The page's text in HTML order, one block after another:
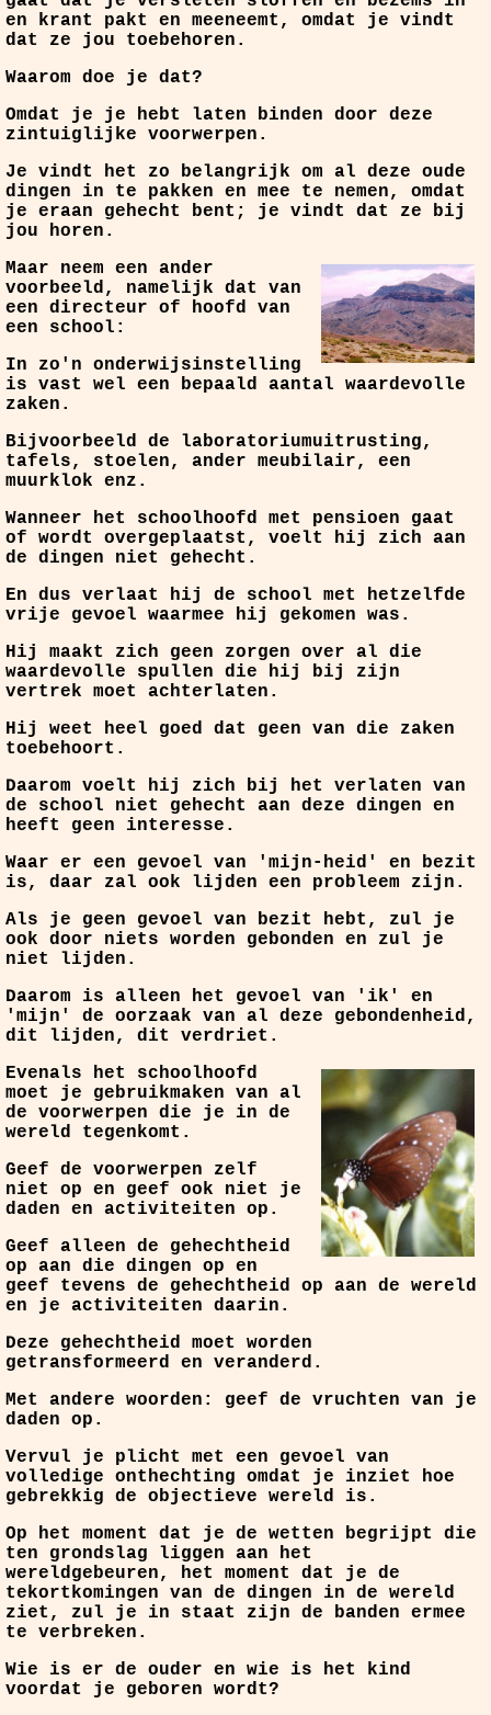
en krant pakt en meeneemt, omdat je vindt
dat ze jou toebehoren.
Waarom doe je dat?
Omdat je je hebt laten binden door deze
zintuiglijke voorwerpen.
Je vindt het zo belangrijk om al deze oude
dingen in te pakken en mee te nemen, omdat
je eraan gehecht bent; je vindt dat ze bij
jou horen.
Maar neem een ander
voorbeeld, namelijk dat van
een directeur of hoofd van
een school:
In zo'n onderwijsinstelling
is vast wel een bepaald aantal waardevolle
zaken.
Bijvoorbeeld de laboratoriumuitrusting,
tafels, stoelen, ander meubilair, een
muurklok enz.
Wanneer het schoolhoofd met pensioen gaat
of wordt overgeplaatst, voelt hij zich aan
de dingen niet gehecht.
En dus verlaat hij de school met hetzelfde
vrije gevoel waarmee hij gekomen was.
Hij maakt zich geen zorgen over al die
waardevolle spullen die hij bij zijn
vertrek moet achterlaten.
Hij weet heel goed dat geen van die zaken
toebehoort.
Daarom voelt hij zich bij het verlaten van
de school niet gehecht aan deze dingen en
heeft geen interesse.
Waar er een gevoel van 'mijn-heid' en bezit
is, daar zal ook lijden een probleem zijn.
Als je geen gevoel van bezit hebt, zul je
ook door niets worden gebonden en zul je
niet lijden.
Daarom is alleen het gevoel van 'ik' en
'mijn' de oorzaak van al deze gebondenheid,
dit lijden, dit verdriet.
Evenals het schoolhoofd
moet je gebruikmaken van al
de voorwerpen die je in de
wereld tegenkomt.
Geef de voorwerpen zelf
niet op en geef ook niet je
daden en activiteiten op.
Geef alleen de gehechtheid
op aan die dingen op en
geef tevens de gehechtheid op aan de wereld
en je activiteiten daarin.
Deze gehechtheid moet worden
getransformeerd en veranderd.
Met andere woorden: geef de vruchten van je
daden op.
Vervul je plicht met een gevoel van
volledige onthechting omdat je inziet hoe
gebrekkig de objectieve wereld is.
Op het moment dat je de wetten begrijpt die
ten grondslag liggen aan het
wereldgebeuren, het moment dat je de
tekortkomingen van de dingen in de wereld
ziet, zul je in staat zijn de banden ermee
te verbreken.
Wie is er de ouder en wie is het kind
voordat je geboren wordt?